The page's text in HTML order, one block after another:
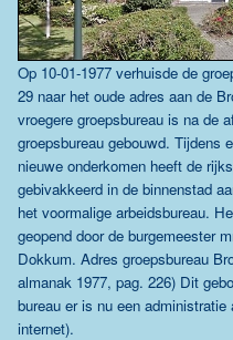
Op 10-01-1977 verhuisde de
29 naar het oude adres aan de
vroegere groepsbureau is na de
groepsbureau gebouwd. Tijdens
nieuwe onderkomen heeft de
gebivakkeerd in de binnenstad
het voormalige arbeidsbureau.
geopend door de burgemeester
Dokkum. Adres groepsbureau
almanak 1977, pag. 226) Dit
bureau er is nu een
internet).